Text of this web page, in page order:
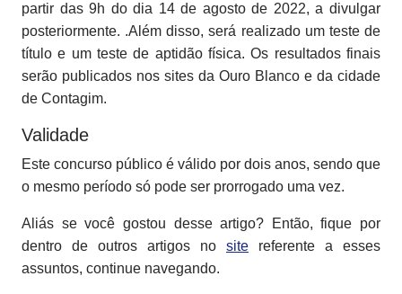
partir das 9h do dia 14 de agosto de 2022, a divulgar
posteriormente. .Além disso, será realizado um teste de
título e um teste de aptidão física. Os resultados finais
serão publicados nos sites da Ouro Blanco e da cidade
de Contagim.
Validade
Este concurso público é válido por dois anos, sendo que
o mesmo período só pode ser prorrogado uma vez.
Aliás se você gostou desse artigo? Então, fique por
dentro de outros artigos no site referente a esses
assuntos, continue navegando.